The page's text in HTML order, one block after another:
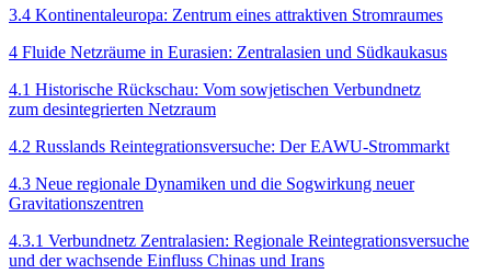
3.4 Kontinentaleuropa: Zentrum eines attraktiven Stromraumes
4 Fluide Netzräume in Eurasien: Zentralasien und Südkaukasus
4.1 Historische Rückschau: Vom sowjetischen Verbundnetz
zum desintegrierten Netzraum
4.2 Russlands Reintegrationsversuche: Der EAWU-Strommarkt
4.3 Neue regionale Dynamiken und die Sogwirkung neuer
Gravitationszentren
4.3.1 Verbundnetz Zentralasien: Regionale Reintegrationsversuche
und der wachsende Einfluss Chinas und Irans